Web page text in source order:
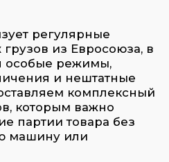
формат
Мы
логистику из
Федерации
дороге